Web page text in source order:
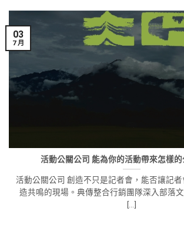
活動公關公司 能為你的活動帶來怎樣的
活動公關公司 創造不只是記者會，能否讓記
造共鳴的現場。典傳整合行銷團隊深入部落
[...]
03
7 月